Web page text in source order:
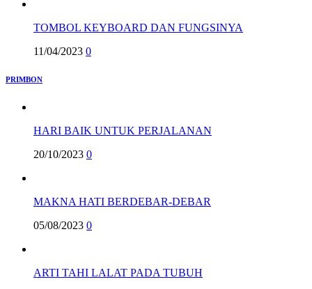
TOMBOL KEYBOARD DAN FUNGSINYA
11/04/2023 0
PRIMBON
HARI BAIK UNTUK PERJALANAN
20/10/2023 0
MAKNA HATI BERDEBAR-DEBAR
05/08/2023 0
ARTI TAHI LALAT PADA TUBUH